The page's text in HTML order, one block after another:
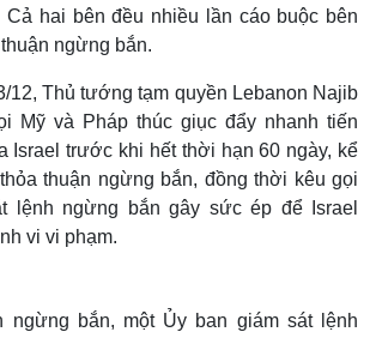
hai bên đều nhiều lần cáo buộc bên
ngừng bắn.
12, Thủ tướng tạm quyền Lebanon Najib
Mỹ và Pháp thúc giục đẩy nhanh tiến
Israel trước khi hết thời hạn 60 ngày, kể
thuận ngừng bắn, đồng thời kêu gọi
lệnh ngừng bắn gây sức ép để Israel
vi vi phạm.
ngừng bắn, một Ủy ban giám sát lệnh